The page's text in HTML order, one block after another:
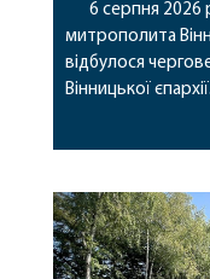
6 серпня 2026
митрополита
відбулося
Вінницької
секретар
побажавши йому
допомоги, миру,
благословенних